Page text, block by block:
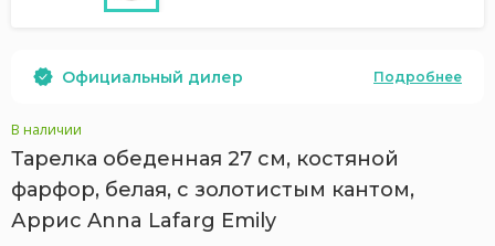
Официальный дилер Подробнее
В наличии
Тарелка обеденная 27 см, костяной
фарфор, белая, с золотистым кантом,
Аррис Anna Lafarg Emily